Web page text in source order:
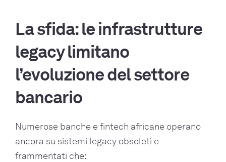
La sfida: le infrastrutture
legacy limitano
l’evoluzione del settore
bancario
Numerose banche e fintech africane operano
ancora su sistemi legacy obsoleti e
frammentati che: